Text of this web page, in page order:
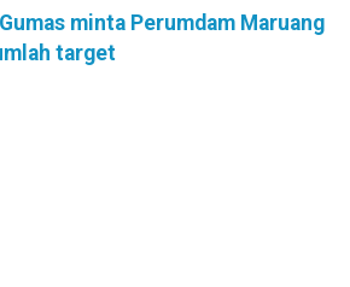
minta Perumdam Maruang
target